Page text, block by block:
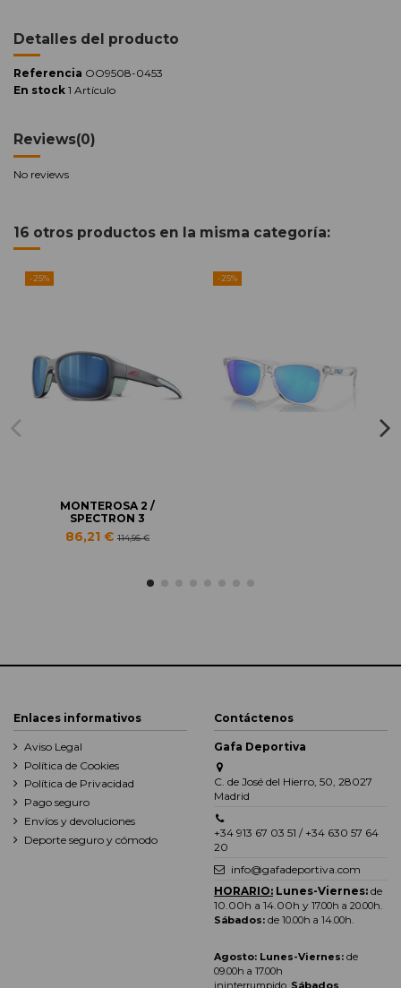
Detalles del producto
Referencia OO9508-0453
En stock 1 Artículo
Reviews(0)
No reviews
16 otros productos en la misma categoría:
-25%
MONTEROSA 2 /
SPECTRON 3
86,21 € 114,95 €
-25%
Enlaces informativos
Aviso Legal
Política de Cookies
Política de Privacidad
Pago seguro
Envíos y devoluciones
Deporte seguro y cómodo
Contáctenos
Gafa Deportiva
C. de José del Hierro, 50, 28027
Madrid
+34 913 67 03 51 / +34 630 57 64
20
info@gafadeportiva.com
HORARIO: Lunes-Viernes: de
10.00h a 14.00h y 17.00h a 20.00h.
Sábados: de 10.00h a 14.00h.
Agosto: Lunes-Viernes: de
09.00h a 17.00h